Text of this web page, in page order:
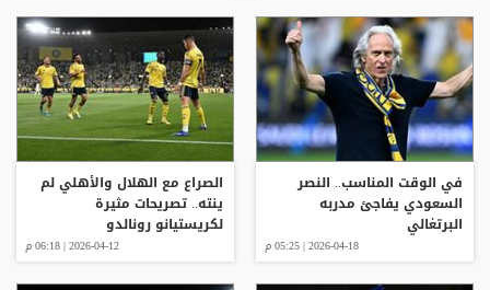
في الوقت المناسب.. النصر
السعودي يفاجئ مدربه
البرتغالي
2026-04-18 | 05:25 م
الصراع مع الهلال والأهلي لم
ينته.. تصريحات مثيرة
لكريستيانو رونالدو
2026-04-12 | 06:18 م